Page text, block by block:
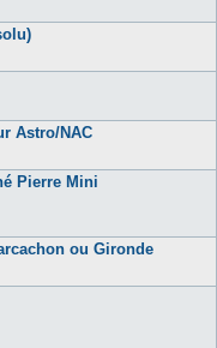
Astro/NAC
Pierre Mini
ou Gironde